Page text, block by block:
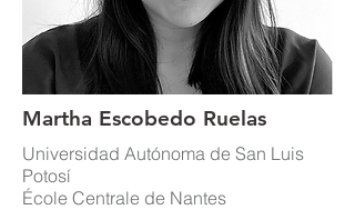
Martha Escobedo Ruelas
Universidad Autónoma de San Luis
Potosí
École Centrale de Nantes